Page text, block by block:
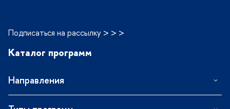
Подписаться на рассылку > > >
Каталог программ
Направления